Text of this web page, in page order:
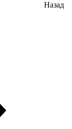
Назад